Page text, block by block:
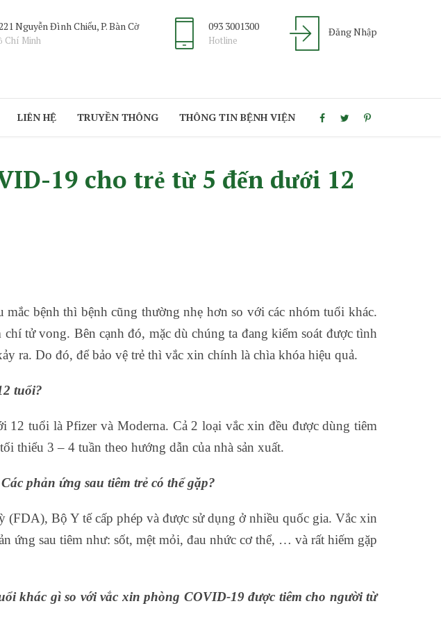
Nguyễn Đình Chiểu, P. Bàn Cờ
Chí Minh
093 3001300
Hotline
Đăng Nhập
LIÊN HỆ TRUYỀN THÔNG THÔNG TIN BỆNH VIỆN
19 cho trẻ từ 5 đến dưới 12
bệnh thì bệnh cũng thường nhẹ hơn so với các nhóm tuổi khác.
tử vong. Bên cạnh đó, mặc dù chúng ta đang kiểm soát được tình
ra. Do đó, để bảo vệ trẻ thì vắc xin chính là chìa khóa hiệu quả.
tuổi?
tuổi là Pfizer và Moderna. Cả 2 loại vắc xin đều được dùng tiêm
thiểu 3 – 4 tuần theo hướng dẫn của nhà sản xuất.
phản ứng sau tiêm trẻ có thể gặp?
Bộ Y tế cấp phép và được sử dụng ở nhiều quốc gia. Vắc xin
ứng sau tiêm như: sốt, mệt mỏi, đau nhức cơ thể, … và rất hiếm gặp
khác gì so với vắc xin phòng COVID-19 được tiêm cho người từ